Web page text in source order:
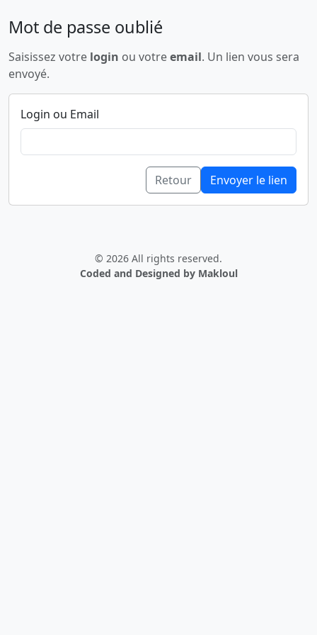
Mot de passe oublié
Saisissez votre login ou votreemail. Un lien vous sera
envoyé.
Login ou Email
Retour Envoyer le lien
© 2026 All rights reserved.
Coded and Designed by Makloul